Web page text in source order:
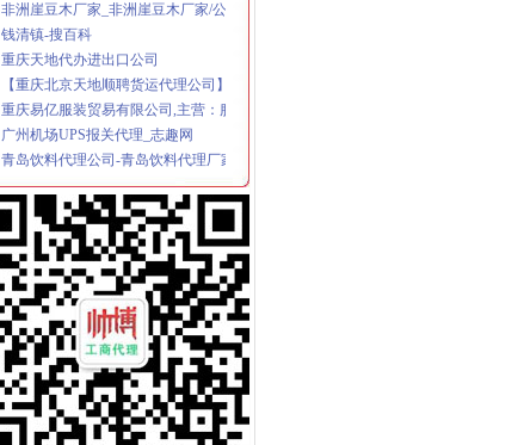
钱清镇-搜百科
重庆天地代办进出口公司
【重庆北京天地顺聘货运代理公司】网点,地址,电话,营业时间-大
重庆易亿服装贸易有限公司,主营：服装服饰,箱包设计及销售；品
广州机场UPS报关代理_志趣网
青岛饮料代理公司-青岛饮料代理厂家-|必途青岛饮料代理公司排行榜
重庆进口美国咖啡清关运输到成都需要多长时间【-成都进出口代理】
海haiyao品牌代理招商-招商加盟-globrand（全球品牌网）
重庆物流服务公司_物流服务厂_生产厂家企业公司
价格,厂家,图片,进出口全套代理,重庆市金利国际货物代理有限
郑州报关代理黄页、郑州报关代理公司名录、郑州报关代理供应商、
第45页装货货代公司装货货运代理公司黄页装货货代企业查询-
朝天门代办进出口公司
重庆南岸茶园新区工商服务信息,提供新重庆南岸茶园新区财税服务
【2014年重庆美购贸易有限公司新招聘信息_电话_地址】-赶集网
重庆港国际集装箱有限公司货运代理分公司|重庆港国际集装箱有限公司
朝天门火锅加盟_朝天门火锅加盟店_朝天门火锅加盟费多少-中国连锁网
重庆微商服装代理一手货源重庆女孩服装批发-服装服饰-供求信息-中国